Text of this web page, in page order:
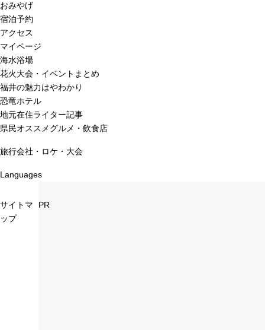
おみやげ
宿泊予約
アクセス
マイページ
海水浴場
花火大会・イベントまとめ
福井の魅力はやわかり
恐竜ホテル
地元在住ライター記事
県民オススメグルメ・飲食店
旅行会社・ロケ・大会
Languages
サイトマ
ップ
PR